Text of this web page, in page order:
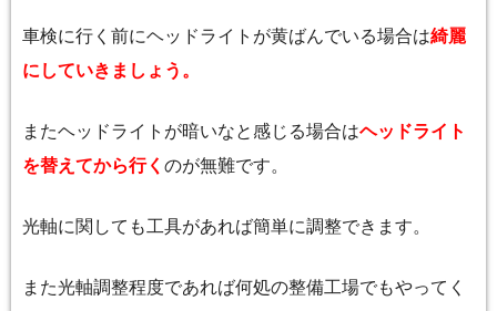
車検に行く前にヘッドライトが黄ばんでいる場合は綺麗
にしていきましょう。
またヘッドライトが暗いなと感じる場合はヘッドライト
を替えてから行く のが無難です。
光軸に関しても工具があれば簡単に調整できます。
また光軸調整程度であれば何処の整備工場でもやってく